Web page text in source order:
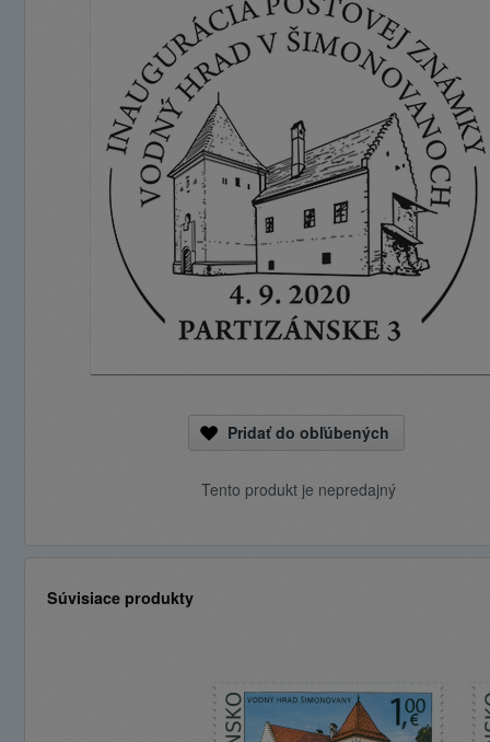
Pridať do obľúbených
Tento produkt je nepredajný
Súvisiace produkty